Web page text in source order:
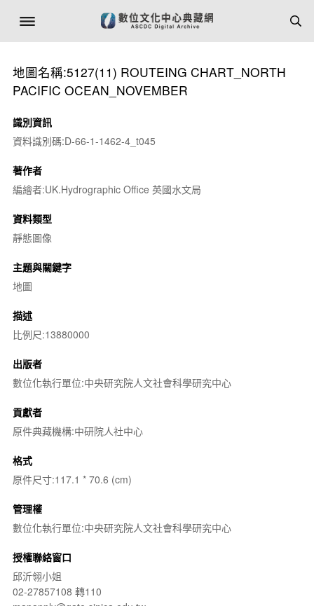
地圖名稱:5127(11) ROUTEING CHART_NORTH
PACIFIC OCEAN_NOVEMBER
識別資訊
資料識別碼:D-66-1-1462-4_t045
著作者
編繪者:UK.Hydrographic Office 英國水文局
資料類型
靜態圖像
主題與關鍵字
地圖
描述
比例尺:13880000
出版者
數位化執行單位:中央研究院人文社會科學研究中心
貢獻者
原件典藏機構:中研院人社中心
格式
原件尺寸:117.1 * 70.6 (cm)
管理權
數位化執行單位:中央研究院人文社會科學研究中心
授權聯絡窗口
邱沂翎小姐
02-27857108 轉110